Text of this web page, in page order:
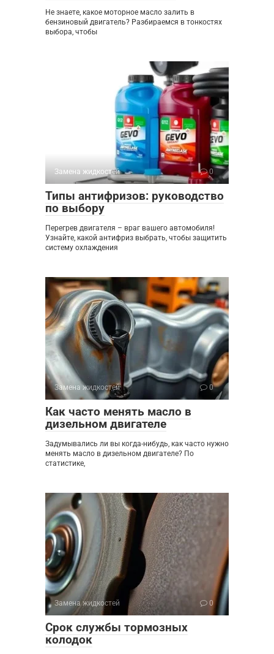
Не знаете, какое моторное масло залить в
бензиновый двигатель? Разбираемся в тонкостях
выбора, чтобы
Замена жидкостей 0
Типы антифризов: руководство
по выбору
Перегрев двигателя – враг вашего автомобиля!
Узнайте, какой антифриз выбрать, чтобы защитить
систему охлаждения
Замена жидкостей 0
Как часто менять масло в
дизельном двигателе
Задумывались ли вы когда-нибудь, как часто нужно
менять масло в дизельном двигателе? По
статистике,
Замена жидкостей 0
Срок службы тормозных
колодок